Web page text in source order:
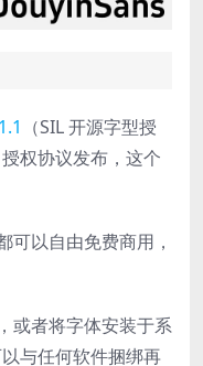
（SIL 开源字型授
权协议发布，这个
以自由免费商用，
或者将字体安装于系
与任何软件捆绑再